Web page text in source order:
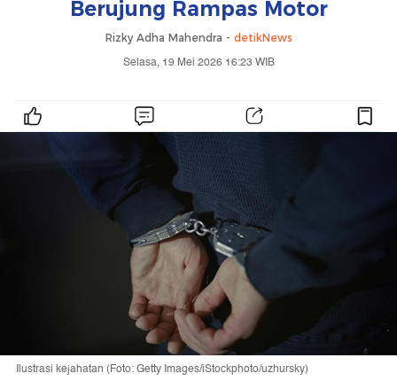
Berujung Rampas Motor
Rizky Adha Mahendra - detikNews
Selasa, 19 Mei 2026 16:23 WIB
Ilustrasi kejahatan (Foto: Getty Images/iStockphoto/uzhursky)